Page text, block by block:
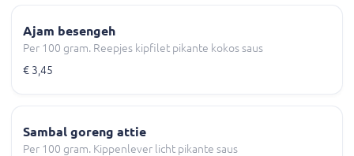
Ajam besengeh
Per 100 gram. Reepjes kipfilet pikante kokos saus
€ 3,45
Sambal goreng attie
Per 100 gram. Kippenlever licht pikante saus